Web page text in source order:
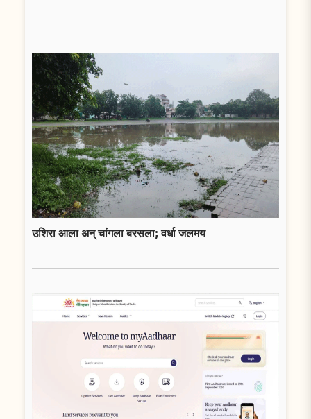
उशिरा आला अन् चांगला बरसला; वर्धा जलमय